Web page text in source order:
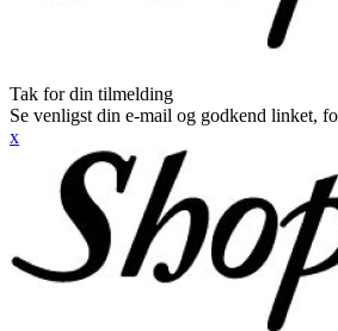
Tak for din tilmelding
Se venligst din e-mail og godkend linket,
x